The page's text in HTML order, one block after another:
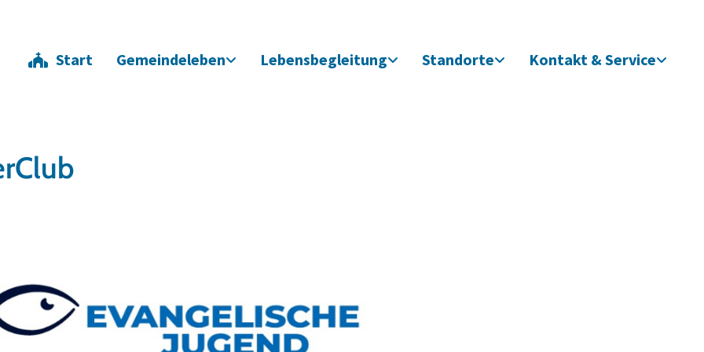
Start Gemeindeleben Lebensbegleitung Standorte Kontakt & Service